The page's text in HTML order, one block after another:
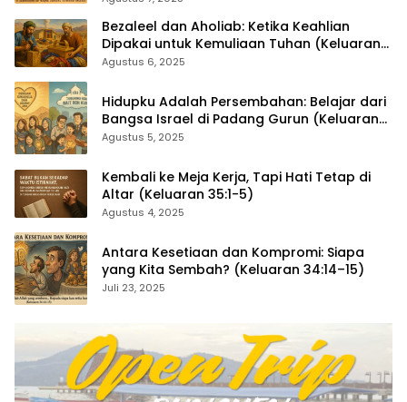
Bezaleel dan Aholiab: Ketika Keahlian
Dipakai untuk Kemuliaan Tuhan (Keluaran
36:1–7)
Agustus 6, 2025
Hidupku Adalah Persembahan: Belajar dari
Bangsa Israel di Padang Gurun (Keluaran
35:4–29)
Agustus 5, 2025
Kembali ke Meja Kerja, Tapi Hati Tetap di
Altar (Keluaran 35:1-5)
Agustus 4, 2025
Antara Kesetiaan dan Kompromi: Siapa
yang Kita Sembah? (Keluaran 34:14–15)
Juli 23, 2025